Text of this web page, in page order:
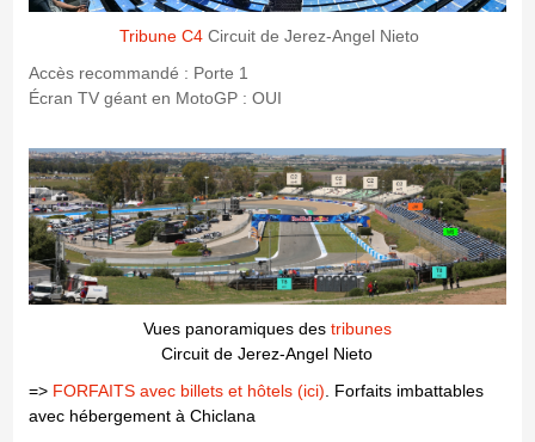
Tribune C4 Circuit de Jerez-Angel Nieto
Accès recommandé : Porte 1
Écran TV géant en MotoGP : OUI
Vues panoramiques des tribunes
Circuit de Jerez-Angel Nieto
=> FORFAITS avec billets et hôtels (ici) . Forfaits imbattables
avec hébergement à Chiclana